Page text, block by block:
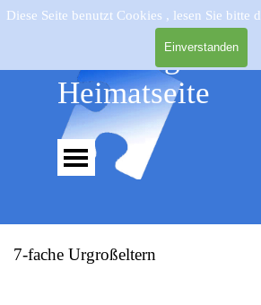
Diese Seite benutzt Cookies , lesen Sie bitte
Einverstanden
Genealogie -
Heimatseite
Menü überspringen
7-fache Urgroßeltern